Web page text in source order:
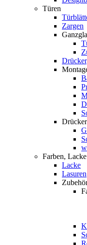
Türen
Zargen
Farben,
Lacke
Lasuren